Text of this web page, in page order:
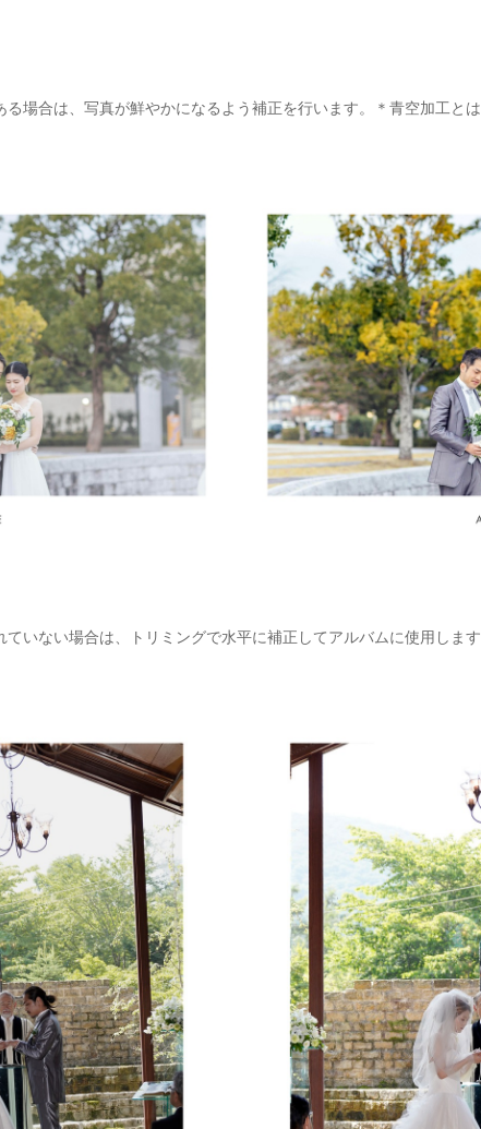
場合は、写真が鮮やかになるよう補正を行います。＊青空加工と
いない場合は、トリミングで水平に補正してアルバムに使用しま